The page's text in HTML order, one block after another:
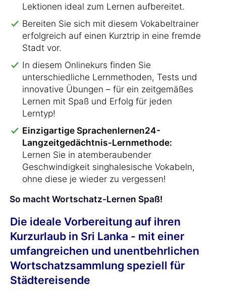
Lektionen ideal zum Lernen aufbereitet.
Bereiten Sie sich mit diesem Vokabeltrainer
erfolgreich auf einen Kurztrip in eine fremde
Stadt vor.
In diesem Onlinekurs finden Sie
unterschiedliche Lernmethoden, Tests und
innovative Übungen – für ein zeitgemäßes
Lernen mit Spaß und Erfolg für jeden
Lerntyp!
Einzigartige Sprachenlernen24-
Langzeitgedächtnis-Lernmethode:
Lernen Sie in atemberaubender
Geschwindigkeit singhalesische Vokabeln,
ohne diese je wieder zu vergessen!
So macht Wortschatz-Lernen Spaß!
Die ideale Vorbereitung auf ihren
Kurzurlaub in Sri Lanka - mit einer
umfangreichen und unentbehrlichen
Wortschatzsammlung speziell für
Städtereisende